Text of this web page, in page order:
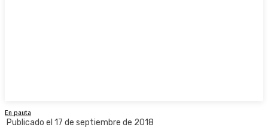
En pauta
Publicado el 17 de septiembre de 2018